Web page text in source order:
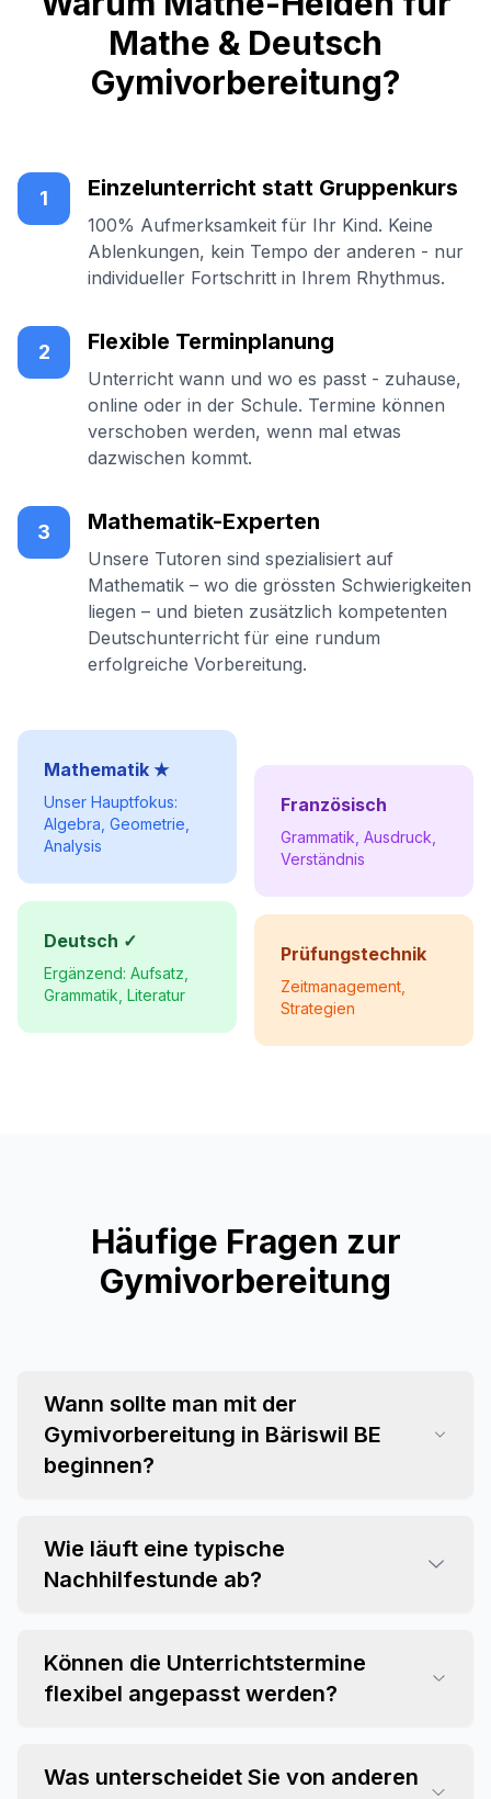
Mathe & Deutsch
Gymivorbereitung?
1 Einzelunterricht statt Gruppenkurs
100% Aufmerksamkeit für Ihr Kind. Keine
Ablenkungen, kein Tempo der anderen - nur
individueller Fortschritt in Ihrem Rhythmus.
2 Flexible Terminplanung
Unterricht wann und wo es passt - zuhause,
online oder in der Schule. Termine können
verschoben werden, wenn mal etwas
dazwischen kommt.
3 Mathematik-Experten
Unsere Tutoren sind spezialisiert auf
Mathematik – wo die grössten Schwierigkeiten
liegen – und bieten zusätzlich kompetenten
Deutschunterricht für eine rundum
erfolgreiche Vorbereitung.
Mathematik ★
Unser Hauptfokus:
Algebra, Geometrie,
Analysis
Deutsch ✓
Ergänzend: Aufsatz,
Grammatik, Literatur
Französisch
Grammatik, Ausdruck,
Verständnis
Prüfungstechnik
Zeitmanagement,
Strategien
Häufige Fragen zur
Gymivorbereitung
Wann sollte man mit der
Gymivorbereitung in Bäriswil BE
beginnen?
Wie läuft eine typische
Nachhilfestunde ab?
Können die Unterrichtstermine
flexibel angepasst werden?
Was unterscheidet Sie von anderen